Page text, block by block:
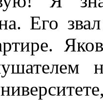
Его